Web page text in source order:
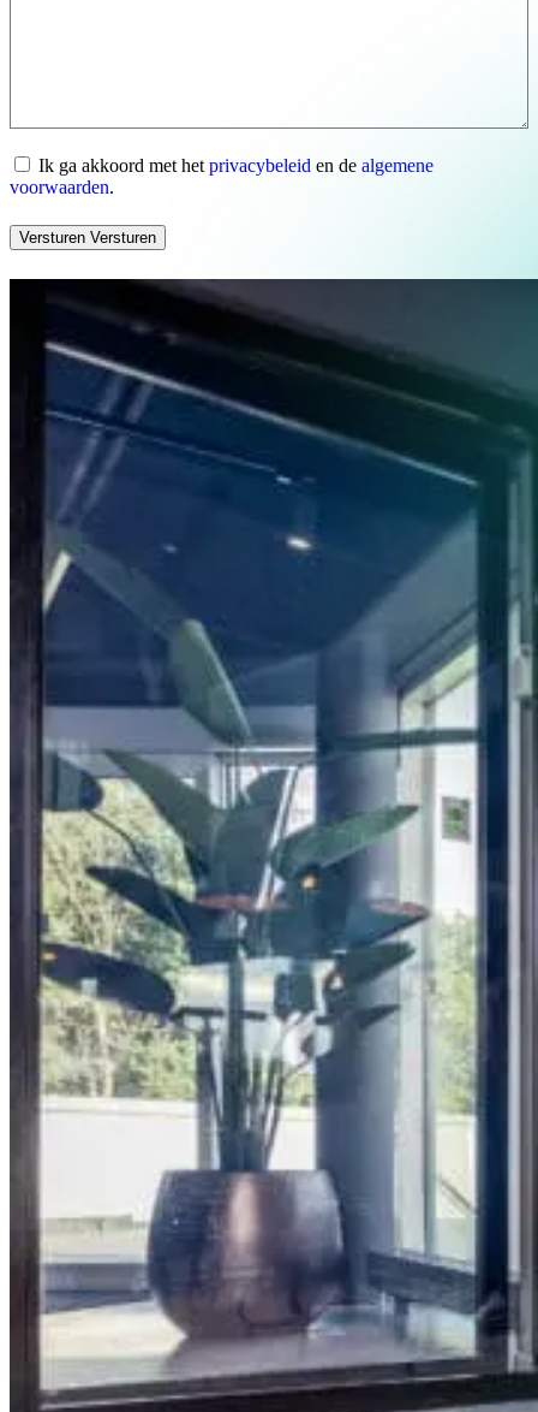
Instemming
Ik ga akkoord met het privacybeleid en de algemene
voorwaarden.
Versturen Versturen